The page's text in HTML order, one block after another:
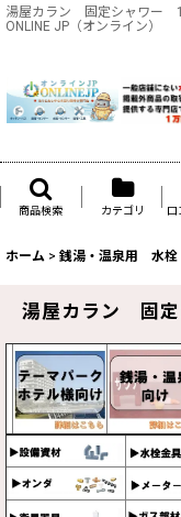
湯屋カラン 固定シャワー
ONLINE JP（オンライン）
商品検索 カテゴリ 口
ホーム > 銭湯・温泉用 水栓
湯屋カラン 固